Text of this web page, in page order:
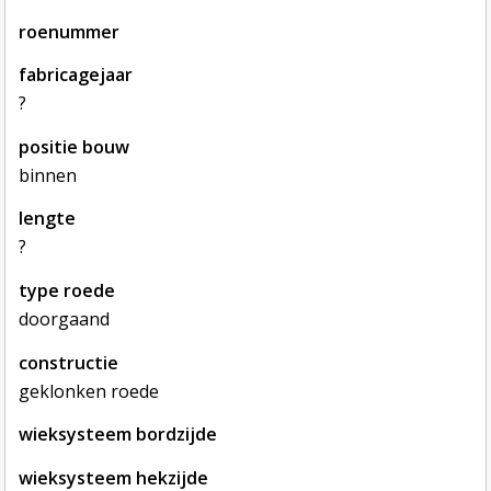
roenummer
fabricagejaar
?
positie bouw
binnen
lengte
?
type roede
doorgaand
constructie
geklonken roede
wieksysteem bordzijde
wieksysteem hekzijde